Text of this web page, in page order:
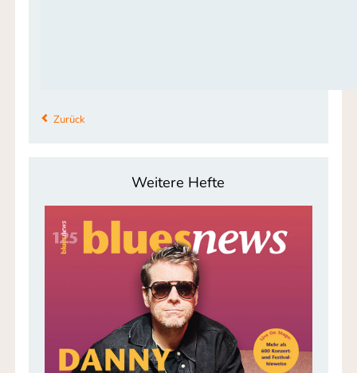
Zurück
Weitere Hefte